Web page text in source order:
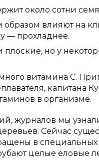
около сотни
влияют на
— прохладнее.
но у
витамина С.
капитана
в организме.
журналов мы
Сейчас
в
целые еловые